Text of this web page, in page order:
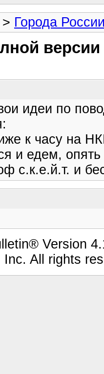
> Города
идеи по
к часу на
и едем,
с.к.е.й.т. и
Version
Inc. All rights